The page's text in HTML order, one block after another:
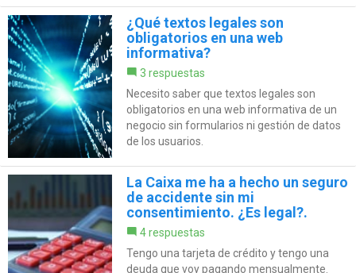
¿Qué textos legales son
obligatorios en una web
informativa?
3 respuestas
Necesito saber que textos legales son
obligatorios en una web informativa de un
negocio sin formularios ni gestión de datos
de los usuarios.
La Caixa me ha a hecho un seguro
de accidente sin mi
consentimiento. ¿Es legal?.
4 respuestas
Tengo una tarjeta de crédito y tengo una
deuda que voy pagando mensualmente.